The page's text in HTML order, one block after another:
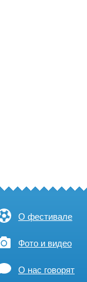
О фестивале
Фото и видео
О нас говорят